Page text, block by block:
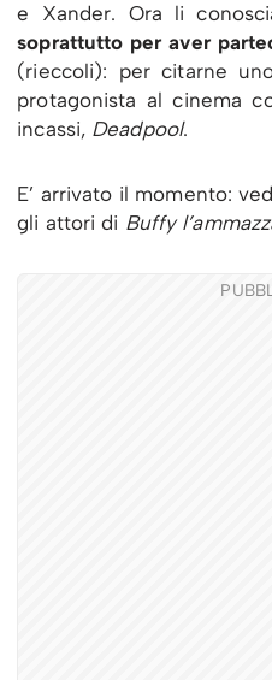
e Xander. Ora li
soprattutto per aver
(rieccoli): per citarne
protagonista al cinema
incassi, Deadpool.
E’ arrivato il momento:
gli attori di Buffy